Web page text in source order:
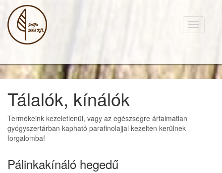
Toggle
Tálalók, kínálók
Termékeink kezeletlenül, vagy az egészségre ártalmatlan
gyógyszertárban kapható parafinolajjal kezelten kerülnek
forgalomba!
Pálinkakínáló hegedű